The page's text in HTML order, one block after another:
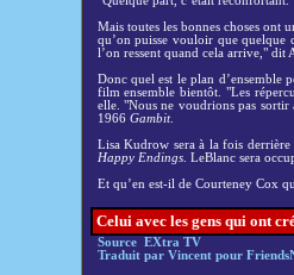
Mais toutes les bonnes choses ont
qu’on puisse vouloir que quelque
l’on ressent quand cela arrive," dit
Donc quel est le plan d’ensemble
film ensemble bientôt. "Les
elle. "Nous ne voudrions pas
1966 Gambit.
Lisa Kudrow sera à la fois
Happy Endings. LeBlanc sera
Et qu’en est-il de Courteney Cox
Celui avec les gens qui ont
Source EXtra TV
Traduit par Vincent pour